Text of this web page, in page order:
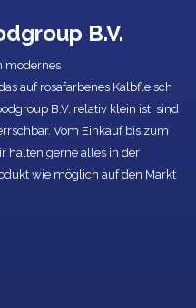
B.V.
modernes
auf rosafarbenes Kalbfleisch
B.V. relativ klein ist, sind
Vom Einkauf bis zum
halten gerne alles in der
wie möglich auf den Markt